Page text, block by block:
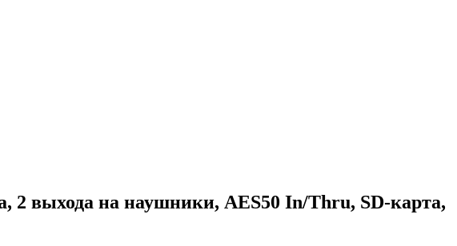
выхода на наушники, AES50 In/Thru, SD-карта,